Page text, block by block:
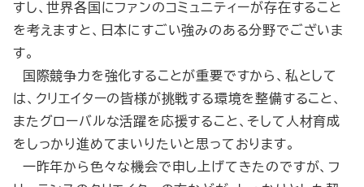
すし、世界各国にファンのコミュニティーが存在すること
を考えますと、日本にすごい強みのある分野でございま
す。
国際競争力を強化することが重要ですから、私として
は、クリエイターの皆様が挑戦する環境を整備すること、
またグローバルな活躍を応援すること、そして人材育成
をしっかり進めてまいりたいと思っております。
一昨年から色々な機会で申し上げてきたのですが、フ